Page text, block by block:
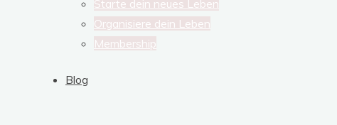
Starte dein neues Leben
Organisiere dein Leben
Membership
Blog